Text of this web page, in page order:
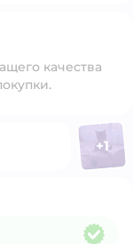
качества
Фото
+1